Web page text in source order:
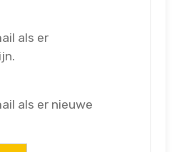
als er
als er nieuwe